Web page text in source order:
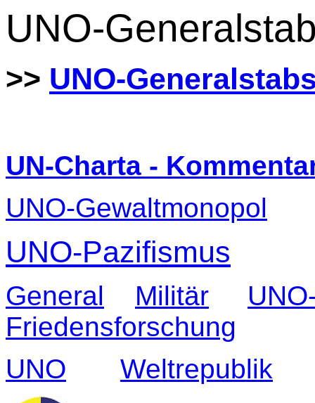
UNO-
>> UNO-
UN-Charta -
UNO-Gewaltmonopol
UNO-Pazifismus
General Militär
Friedensforschung
UNO
Weltrepublik